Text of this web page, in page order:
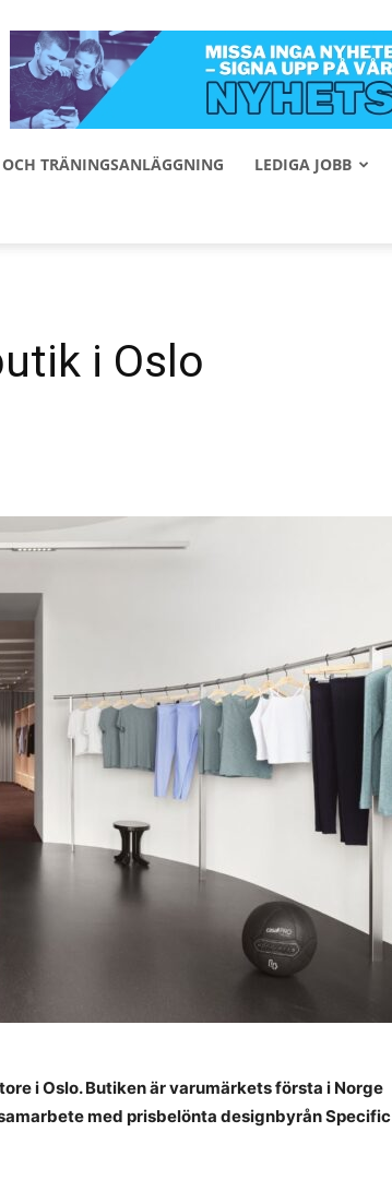
TRÄNINGSANLÄGGNING LEDIGA JOBB
i Oslo
i Oslo. Butiken är varumärkets första i Norge
med prisbelönta designbyrån Specific